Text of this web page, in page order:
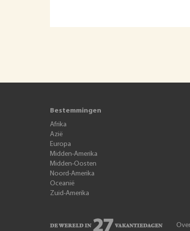
Bestemmingen
Afrika
Azië
Europa
Midden-Amerika
Midden-Oosten
Noord-Amerika
Oceanië
Zuid-Amerika